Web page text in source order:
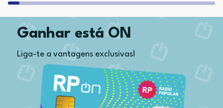
Ganhar está ON
Liga-te a vantagens exclusivas!